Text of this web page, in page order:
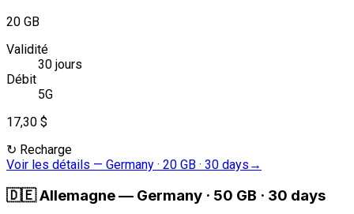
20 GB
Validité
30 jours
Débit
5G
17,30 $
↻ Recharge
Voir les détails — Germany · 20 GB · 30 days →
🇩🇪Allemagne— Germany · 50 GB · 30 days